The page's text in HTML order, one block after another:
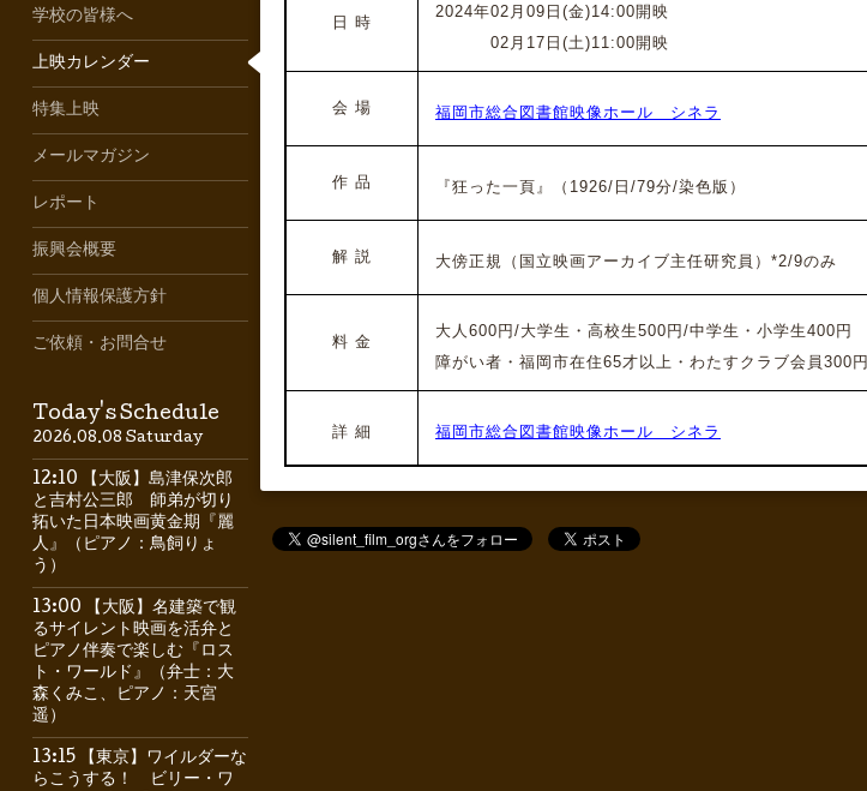
日 時
2024年02月09日(金)14:00開映
02月17日(土)11:00開映
会 場 福岡市総合図書館映像ホール シネラ
作 品 『狂った一頁』（ 1926/日 /79分/染色版）
解 説 大傍正規（国立映画アーカイブ主任研究員）*2/9のみ
料 金
大人600円/大学生・高校生500円/中学生・小学生400円
障がい者・福岡市在住65才以上・わたすクラブ会員300円
詳 細 福岡市総合図書館映像ホール シネラ
学校の皆様へ
上映カレンダー
特集上映
メールマガジン
レポート
振興会概要
個人情報保護方針
ご依頼・お問合せ
Today's Schedule
2026.08.08 Saturday
12:10 【大阪】島津保次郎
と吉村公三郎 師弟が切り
拓いた日本映画黄金期『麗
人』（ピアノ：鳥飼りょ
う）
13:00 【大阪】名建築で観
るサイレント映画を活弁と
ピアノ伴奏で楽しむ『ロス
ト・ワールド』（弁士：大
森くみこ、ピアノ：天宮
遥）
13:15 【東京】ワイルダーな
らこうする！ ビリー・ワ